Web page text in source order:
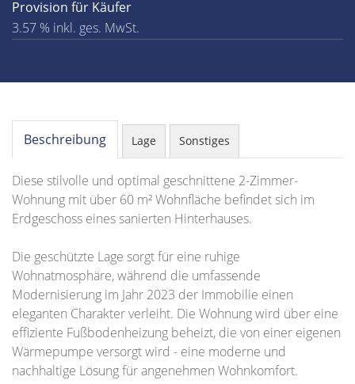
Provision für Käufer
3.57 % inkl. ges. MwSt.
Beschreibung Lage Sonstiges
Diese stilvolle und optimal geschnittene 2-Zimmer-
Wohnung mit über 60 m² Wohnfläche befindet sich im
Erdgeschoss eines sanierten Hinterhauses.
Die geschützte Lage sorgt für eine ruhige
Wohnatmosphäre, während die umfassende
Modernisierung im Jahr 2023 der Immobilie einen
eleganten Charakter verleiht. Die Wohnung wird über eine
effiziente Fußbodenheizung beheizt, die von einer eigenen
Wärmepumpe versorgt wird - eine moderne und
nachhaltige Lösung für angenehmen Wohnkomfort.